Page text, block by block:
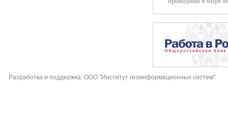
Разработка и поддержка: ООО "Институт геоинформационных систем"